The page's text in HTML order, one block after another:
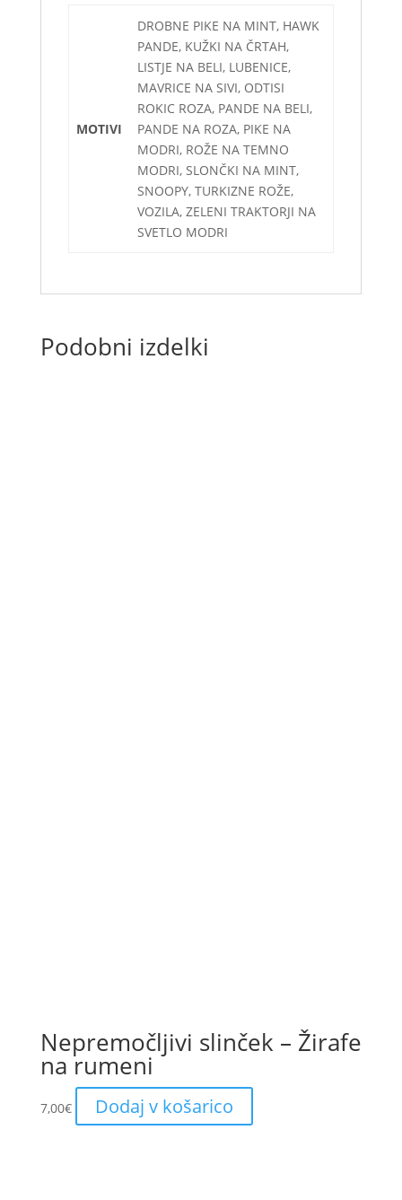
MOTIVI
DROBNE PIKE NA MINT, HAWK
PANDE, KUŽKI NA ČRTAH,
LISTJE NA BELI, LUBENICE,
MAVRICE NA SIVI, ODTISI
ROKIC ROZA, PANDE NA BELI,
PANDE NA ROZA, PIKE NA
MODRI, ROŽE NA TEMNO
MODRI, SLONČKI NA MINT,
SNOOPY, TURKIZNE ROŽE,
VOZILA, ZELENI TRAKTORJI NA
SVETLO MODRI
Podobni izdelki
Nepremočljivi slinček – Žirafe
na rumeni
7,00€ Dodaj v košarico